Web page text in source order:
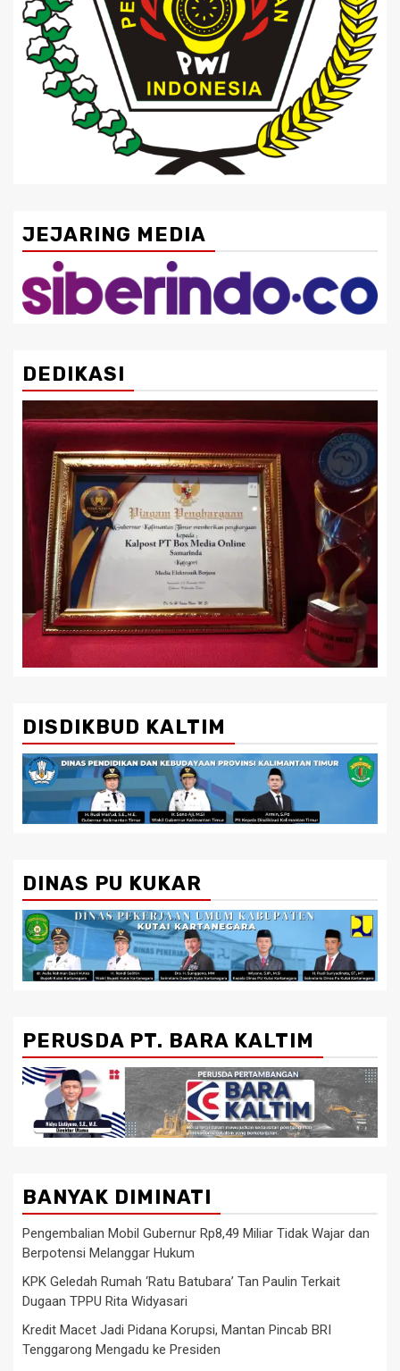
JEJARING MEDIA
DEDIKASI
DISDIKBUD KALTIM
DINAS PU KUKAR
PERUSDA PT. BARA KALTIM
BANYAK DIMINATI
Pengembalian Mobil Gubernur Rp8,49 Miliar Tidak Wajar dan
Berpotensi Melanggar Hukum
KPK Geledah Rumah ‘Ratu Batubara’ Tan Paulin Terkait
Dugaan TPPU Rita Widyasari
Kredit Macet Jadi Pidana Korupsi, Mantan Pincab BRI
Tenggarong Mengadu ke Presiden